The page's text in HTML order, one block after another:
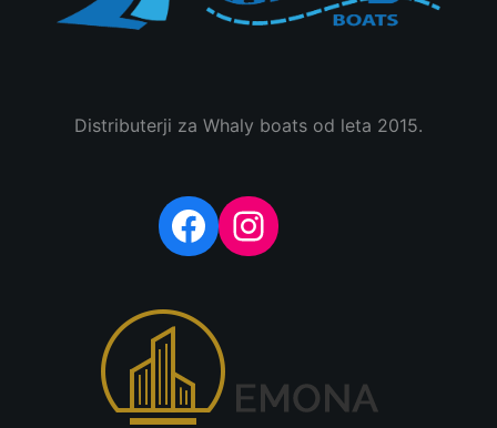
Distributerji za Whaly boats od leta 2015.
Facebook
Instagram